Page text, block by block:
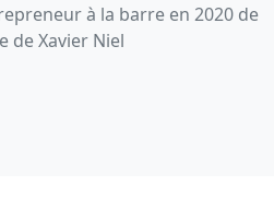
repreneur à la barre en 2020 de
de Xavier Niel